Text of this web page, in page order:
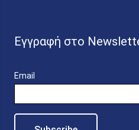
Εγγραφή στο
Email